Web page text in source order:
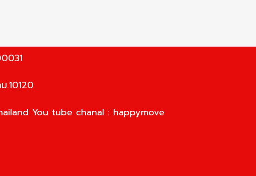
.10120
You tube chanal : happymove